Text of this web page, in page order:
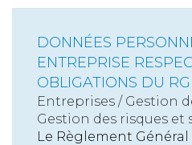
DONNÉES
ENTREPRISE
OBLIGATIONS DU
Entreprises / Gestion
Gestion des risques et
Le Règlement